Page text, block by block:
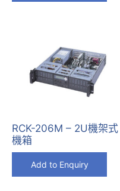
RCK-206M – 2U機架式
機箱
Add to Enquiry